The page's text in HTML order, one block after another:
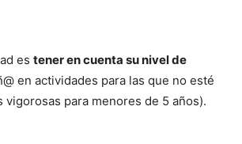
es tener en cuenta su nivel de
en actividades para las que no esté
para menores de 5 años).